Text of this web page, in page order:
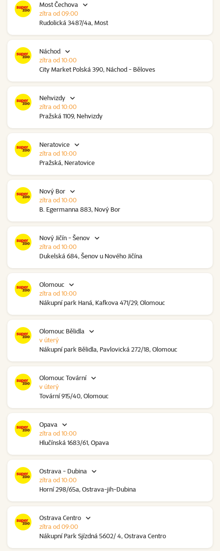
Most Čechova
Rudolická 3487/4a, Most
zítra od 09:00
Náchod
City Market Polská 390, Náchod - Běloves
zítra od 10:00
Nehvizdy
Pražská 1109, Nehvizdy
zítra od 10:00
Neratovice
Pražská, Neratovice
zítra od 10:00
Nový Bor
B. Egermanna 883, Nový Bor
zítra od 10:00
Nový Jičín - Šenov
Dukelská 684, Šenov u Nového Jičína
zítra od 10:00
Olomouc
Nákupní park Haná, Kafkova 471/29, Olomouc
zítra od 10:00
Olomouc Bělidla
Nákupní park Bělidla, Pavlovická 272/18, Olomouc
v úterý
Olomouc Tovární
Tovární 915/40, Olomouc
v úterý
Opava
Hlučínská 1683/61, Opava
zítra od 10:00
Ostrava - Dubina
Horní 298/65a, Ostrava-jih-Dubina
zítra od 10:00
Ostrava Centro
Nákupní Park Sjízdná 5602/ 4, Ostrava Centro
zítra od 09:00